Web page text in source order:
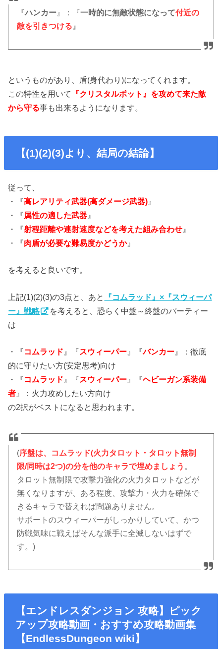
『ハンカー 』：『一時的に無敵状態になって付近の
敵を引きつける 』
というものがあり、盾(身代わり)になってくれます。
この特性を用いて
『クリスタルポット』を攻めて来た敵
から守る事も出来るようになります。
【(1)(2)(3)より、結局の結論】
従って、
・『高レアリティ武器(高ダメージ武器) 』
・『属性の適した武器 』
・『射程距離や連射速度などを考えた組み合わせ 』
・『肉盾が必要な難易度かどうか』
を考えると良いです。
上記(1)(2)(3)の3点と、あと
『コムラッド』×『スウィーパ
ー』戦略
を考えると、恐らく中盤～終盤のパーティー
は
・『コムラッド 』『スウィーパー 』『バンカー 』：徹底
的に守りたい方(安定思考)向け
・『コムラッド 』『スウィーパー 』『ヘビーガン系装備
者 』：火力攻めしたい方向け
の2択がベストになると思われます。
(序盤は、コムラッド(火力タロット・タロット無制
限/同時は2つ)の分を他のキャラで埋めましょう 。
タロット無制限で攻撃力強化の火力タロットなどが
無くなりますが、ある程度、攻撃力・火力を確保で
きるキャラで替えれば問題ありません。
サポートのスウィーパーがしっかりしていて、かつ
防戦気味に戦えばそんな派手に全滅しないはずで
す。)
【エンドレスダンジョン 攻略】ピック
アップ攻略動画・おすすめ攻略動画集
【EndlessDungeon wiki】